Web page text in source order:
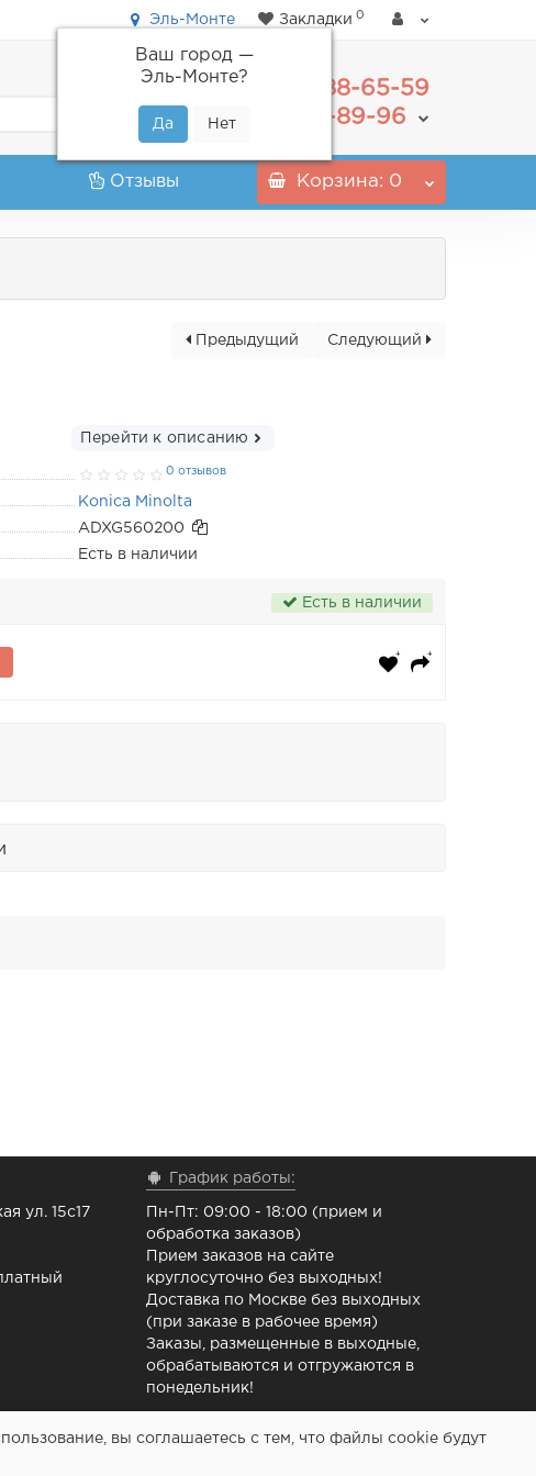
Эль-Монте
Ваш город —
Эль-Монте?
Закладки 0
488-65-59
+7(800) 555-89-96
Отзывы Корзина: 0
Следующий
Предыдущий
Перейти к описанию
0 отзывов
Konica Minolta
ADXG560200
Есть в наличии
Есть в наличии
ул. 15с17
График работы:
Пн-Пт: 09:00 - 18:00 (прием и
обработка заказов)
Прием заказов на сайте
круглосуточно без выходных!
Доставка по Москве без выходных
(при заказе в рабочее время)
Заказы, размещенные в выходные,
обрабатываются и отгружаются в
понедельник!
для ремонта принтеров - Расходочка.рф 2013-2026 (c)
вы соглашаетесь с тем, что файлы cookie будут